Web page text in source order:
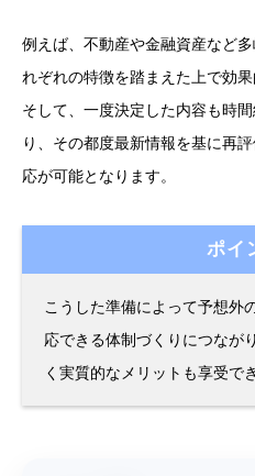
例えば、不動産や金融資産など
れぞれの特徴を踏まえた上で効果
そして、一度決定した内容も時
り、その都度最新情報を基に再
応が可能となります。
ポイ
こうした準備によって予想外
応できる体制づくりにつなが
く実質的なメリットも享受で